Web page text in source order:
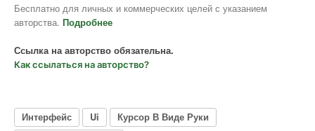
Бесплатно для личных и коммерческих целей с указанием
авторства. Подробнее
Ссылка на авторство обязательна.
Как ссылаться на авторство?
Интерфейс Ui
Курсор В Виде Руки